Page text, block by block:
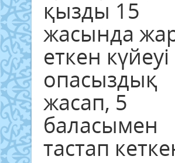
қызды 15
жасында
еткен күйеуі
опасыздық
жасап, 5
баласымен
тастап